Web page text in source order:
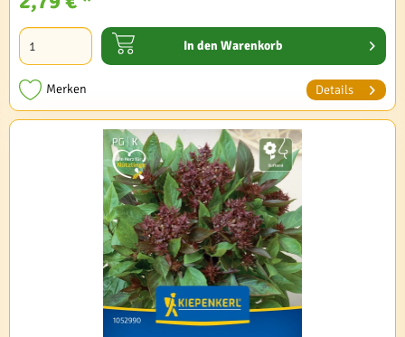
In den Warenkorb
Merken Details